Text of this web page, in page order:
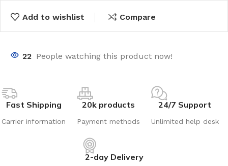
Add to wishlist Compare
22 People watching this product now!
Fast Shipping
Carrier information
20k products
Payment methods
24/7 Support
Unlimited help desk
2-day Delivery